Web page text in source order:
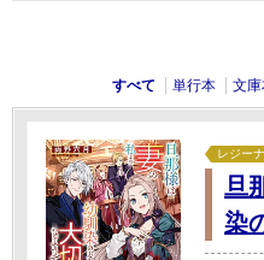
すべて 単行本 文
レジー
旦
染